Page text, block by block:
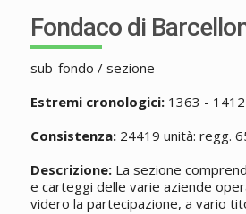
Fondaco di
sub-fondo / sezione
Estremi cronologici:1363 - 1412
Consistenza:24419 unità: regg.
Descrizione:La sezione
e carteggi delle varie aziende
videro la partecipazione, a vario